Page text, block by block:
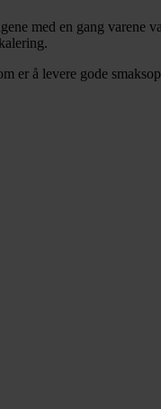
med en gang varene
er å levere gode